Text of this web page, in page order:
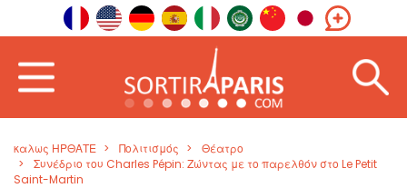
καλως ΗΡΘΑΤΕ Πολιτισμός
Θέατρο
Συνέδριο του Charles Pépin: Ζώντας με το παρελθόν στο Le Petit
Saint-Martin